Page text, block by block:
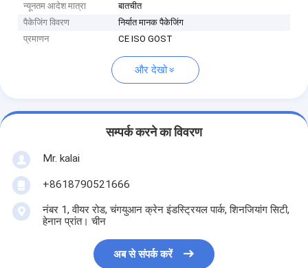
न्यूनतम आदेश मात्रा
बातचीत
पैकेजिंग विवरण
निर्यात मानक पैकेजिंग
प्रमाणन
CE ISO GOST
और देखो
सम्पर्क करने का विवरण
Mr. kalai
+8618790521666
नंबर 1, वीयर रोड, चंगयुआन क्रेन इंडस्ट्रियल पार्क, शिनजियांग सिटी,
हेनान प्रांत। चीन
अब से संपर्क करें